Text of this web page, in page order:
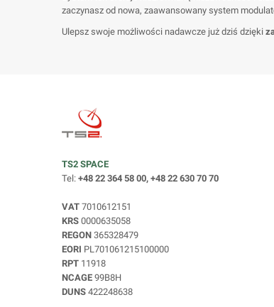
zaczynasz od nowa, zaawansowany system
Ulepsz swoje możliwości nadawcze już dziś dzięki
TS2 SPACE
Tel: +48 22 364 58 00, +48 22 630 70 70
VAT 7010612151
KRS 0000635058
REGON 365328479
EORI PL701061215100000
RPT 11918
NCAGE 99B8H
DUNS 422248638